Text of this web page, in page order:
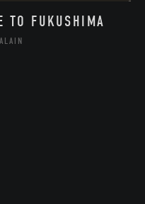
TO FUKUSHIMA